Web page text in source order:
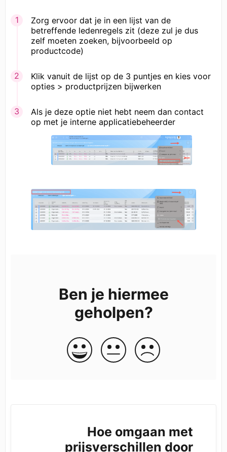
Zorg ervoor dat je in een lijst van de
betreffende ledenregels zit (deze zul je dus
zelf moeten zoeken, bijvoorbeeld op
productcode)
Klik vanuit de lijst op de 3 puntjes en kies voor
opties > productprijzen bijwerken
Als je deze optie niet hebt neem dan contact
op met je interne applicatiebeheerder
Ben je hiermee
geholpen?
Hoe omgaan met
prijsverschillen door